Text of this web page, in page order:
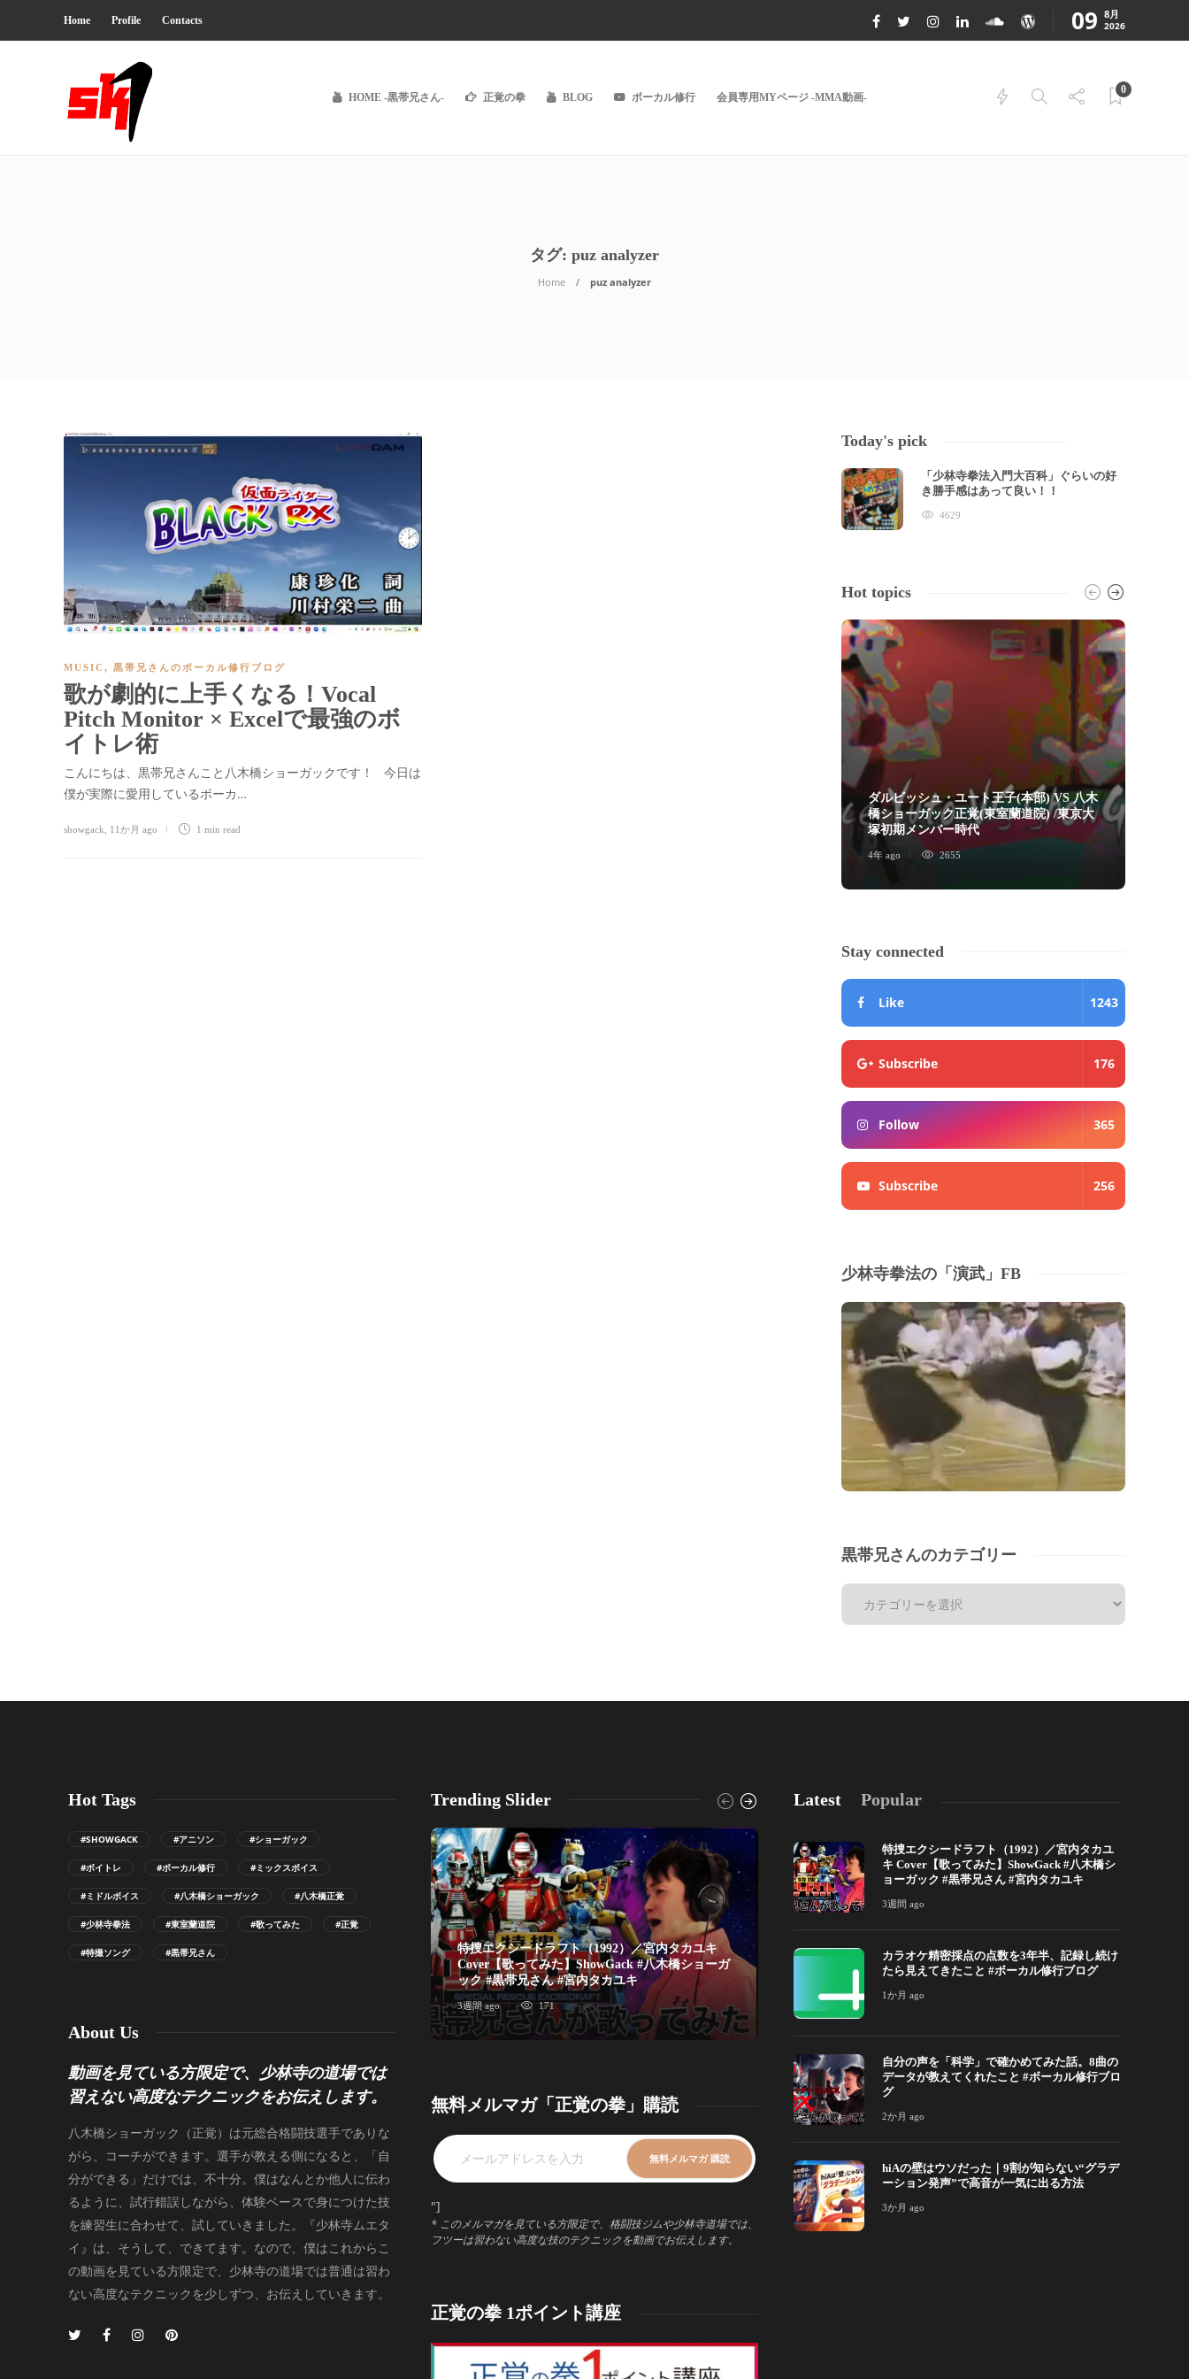
Home Profile Contacts 09 8月
2026
HOME -黒帯兄さん- 正覚の拳 BLOG ボーカル修行 会員専用MYページ -MMA動画-
0
タグ: puz analyzer
Home puz analyzer
MUSIC , 黒帯兄さんのボーカル修行ブログ
歌が劇的に上手くなる！Vocal
Pitch Monitor × Excelで最強のボ
イトレ術
こんにちは、黒帯兄さんこと八木橋ショーガックです！ 今日は
僕が実際に愛用しているボーカ…
showgack 11か月 ago 1 min read
Today's pick
「少林寺拳法入門大百科」ぐらいの好
き勝手感はあって良い！！
4629
Hot topics
ダルビッシュ・ユート王子(本部) VS 八木
橋ショーガック正覚(東室蘭道院) /東京大
塚初期メンバー時代
4年 ago 2655
Stay connected
Like 1243
Subscribe 176
Follow 365
Subscribe 256
少林寺拳法の「演武」FB
黒帯兄さんのカテゴリー
Hot Tags
#SHOWGACK #アニソン #ショーガック
#ボイトレ #ボーカル修行 #ミックスボイス
#ミドルボイス #八木橋ショーガック #八木橋正覚
#少林寺拳法 #東室蘭道院 #歌ってみた #正覚
#特撮ソング #黒帯兄さん
About Us
動画を見ている方限定で、少林寺の道場では
習えない高度なテクニックをお伝えします。
八木橋ショーガック（正覚）は元総合格闘技選手でありな
がら、コーチができます。選手が教える側になると、「自
分ができる」だけでは、不十分。僕はなんとか他人に伝わ
るように、試行錯誤しながら、体験ベースで身につけた技
を練習生に合わせて、試していきました。『少林寺ムエタ
イ』は、そうして、できてます。なので、僕はこれからこ
の動画を見ている方限定で、少林寺の道場では普通は習わ
ない高度なテクニックを少しずつ、お伝えしていきます。
Trending Slider
特捜エクシードラフト（1992）／宮内タカユキ
Cover【歌ってみた】ShowGack #八木橋ショーガ
ック #黒帯兄さん #宮内タカユキ
3週間 ago 171
カラオケ精密採点の点数を3年半、記録し続けた
ら見えてきたこと #ボーカル修行ブログ
自分の声を
無料メルマガ「正覚の拳」購読
"]
* このメルマガを見ている方限定で、格闘技ジムや少林寺道場では、
フツーは習わない高度な技のテクニックを動画でお伝えします。
正覚の拳 1ポイント講座
Latest Popular
特捜エクシードラフト（1992）／宮内タカユ
キ Cover【歌ってみた】ShowGack #八木橋シ
ョーガック #黒帯兄さん #宮内タカユキ
3週間 ago
カラオケ精密採点の点数を3年半、記録し続け
たら見えてきたこと #ボーカル修行ブログ
1か月 ago
自分の声を「科学」で確かめてみた話。8曲の
データが教えてくれたこと #ボーカル修行ブロ
グ
2か月 ago
hiAの壁はウソだった｜9割が知らない“グラデ
ーション発声”で高音が一気に出る方法
3か月 ago